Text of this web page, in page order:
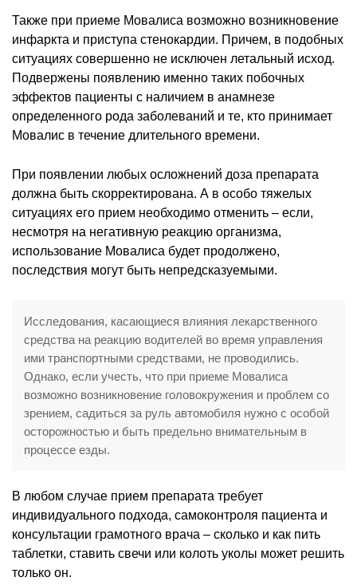
Также при приеме Мовалиса возможно возникновение
инфаркта и приступа стенокардии. Причем, в подобных
ситуациях совершенно не исключен летальный исход.
Подвержены появлению именно таких побочных
эффектов пациенты с наличием в анамнезе
определенного рода заболеваний и те, кто принимает
Мовалис в течение длительного времени.
При появлении любых осложнений доза препарата
должна быть скорректирована. А в особо тяжелых
ситуациях его прием необходимо отменить – если,
несмотря на негативную реакцию организма,
использование Мовалиса будет продолжено,
последствия могут быть непредсказуемыми.
Исследования, касающиеся влияния лекарственного
средства на реакцию водителей во время управления
ими транспортными средствами, не проводились.
Однако, если учесть, что при приеме Мовалиса
возможно возникновение головокружения и проблем со
зрением, садиться за руль автомобиля нужно с особой
осторожностью и быть предельно внимательным в
процессе езды.
В любом случае прием препарата требует
индивидуального подхода, самоконтроля пациента и
консультации грамотного врача – сколько и как пить
таблетки, ставить свечи или колоть уколы может решить
только он.